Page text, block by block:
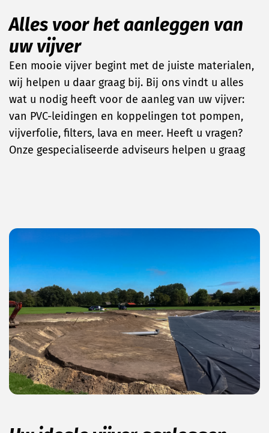
Alles voor het aanleggen van
uw vijver
Een mooie vijver begint met de juiste materialen,
wij helpen u daar graag bij. Bij ons vindt u alles
wat u nodig heeft voor de aanleg van uw vijver:
van PVC-leidingen en koppelingen tot pompen,
vijverfolie, filters, lava en meer. Heeft u vragen?
Onze gespecialiseerde adviseurs helpen u graag